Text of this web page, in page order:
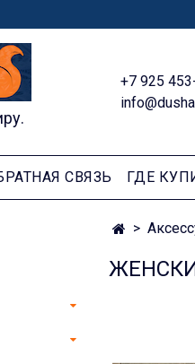
+7 925
СВЯЗЬ ГДЕ